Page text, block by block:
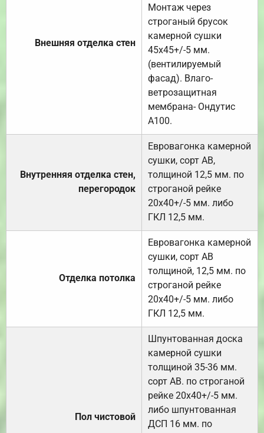
Внешняя отделка стен
Монтаж через
строганый брусок
камерной сушки
45х45+/-5 мм.
(вентилируемый
фасад). Влаго-
ветрозащитная
мембрана- Ондутис
А100.
Внутренняя отделка стен,
перегородок
Евровагонка камерной
сушки, сорт АВ,
толщиной 12,5 мм. по
строганой рейке
20х40+/-5 мм. либо
ГКЛ 12,5 мм.
Отделка потолка
Евровагонка камерной
сушки, сорт АВ
толщиной, 12,5 мм. по
строганой рейке
20х40+/-5 мм. либо
ГКЛ 12,5 мм.
Пол чистовой
Шпунтованная доска
камерной сушки
толщиной 35-36 мм.
сорт АВ. по строганой
рейке 20х40+/-5 мм.
либо шпунтованная
ДСП 16 мм. по